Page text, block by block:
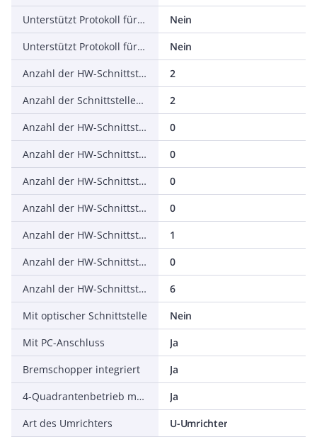
Unterstützt Protokoll für SafetyBUS p
Nein
Unterstützt Protokoll für sonstige Bussysteme
Nein
Anzahl der HW-Schnittstellen Industrial Ethernet
2
Anzahl der Schnittstellen PROFINET
2
Anzahl der HW-Schnittstellen seriell RS-232
0
Anzahl der HW-Schnittstellen seriell RS-422
0
Anzahl der HW-Schnittstellen seriell RS-485
0
Anzahl der HW-Schnittstellen seriell TTY
0
Anzahl der HW-Schnittstellen USB
1
Anzahl der HW-Schnittstellen parallel
0
Anzahl der HW-Schnittstellen sonstige
6
Mit optischer Schnittstelle
Nein
Mit PC-Anschluss
Ja
Bremschopper integriert
Ja
4-Quadrantenbetrieb möglich
Ja
Art des Umrichters
U-Umrichter